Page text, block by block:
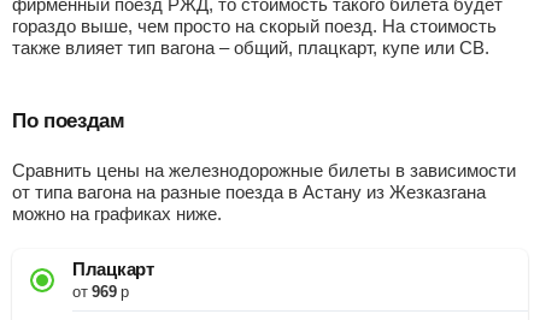
фирменный поезд РЖД, то стоимость такого билета будет
гораздо выше, чем просто на скорый поезд. На стоимость
также влияет тип вагона – общий, плацкарт, купе или СВ.
По поездам
Сравнить цены на железнодорожные билеты в зависимости
от типа вагона на разные поезда в Астану из Жезказгана
можно на графиках ниже.
Плацкарт
от969р